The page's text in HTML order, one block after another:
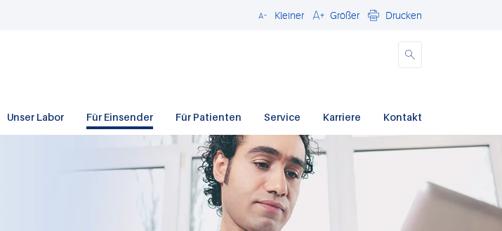
Schließen
Kleiner Größer Drucken
Unser Labor Für Einsender Für Patienten Service Karriere Kontakt